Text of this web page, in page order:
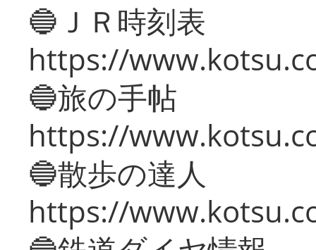
🔵ＪＲ時刻表
https://
🔵旅の手帖
https://
🔵散歩の達人
https://